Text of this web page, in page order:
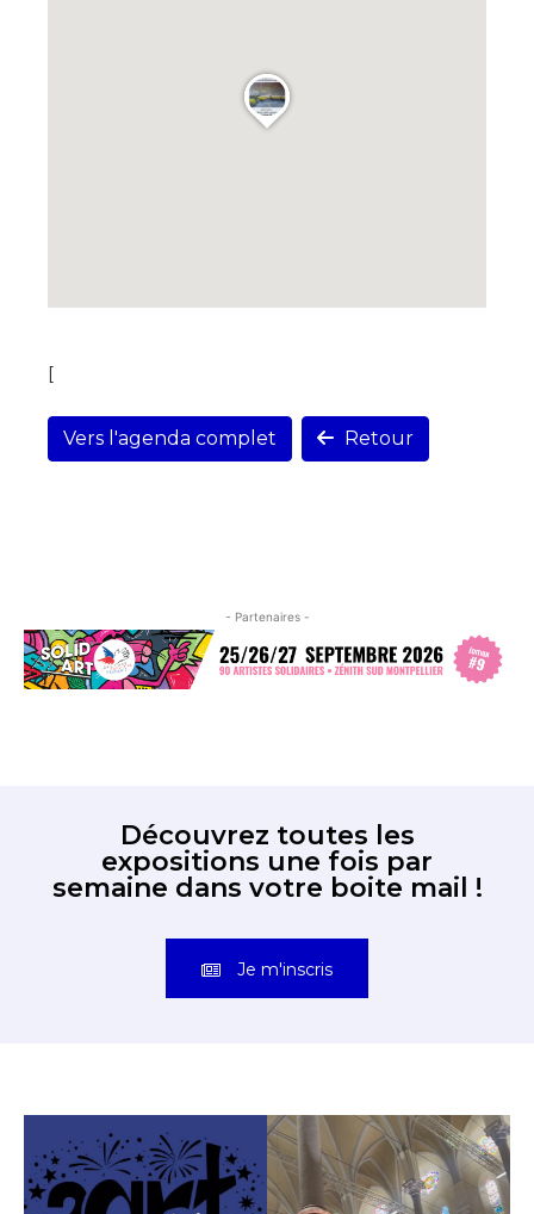
[
Vers l'agenda complet Retour
- Partenaires -
Découvrez toutes les
expositions une fois par
semaine dans votre boite mail !
Je m'inscris